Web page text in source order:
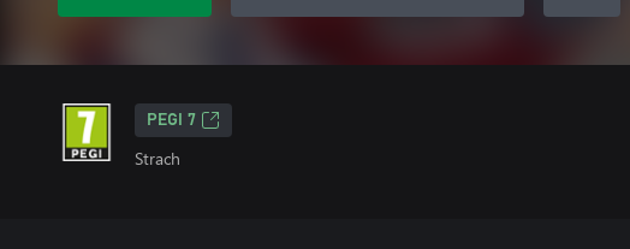
PEGI 7
Strach